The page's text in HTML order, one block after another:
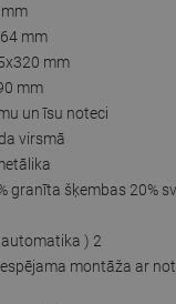
mm
mm
mm
un īsu noteci
virsmā
granīta šķembas 20%
) 2
montāža ar